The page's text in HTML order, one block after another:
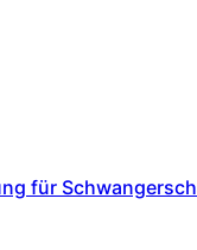
für